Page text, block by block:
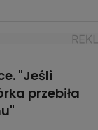
"Jeśli
przebiła